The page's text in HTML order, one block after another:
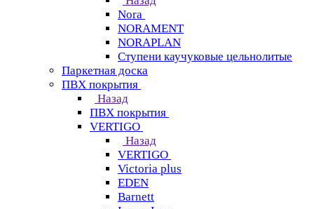
Nora
NORAMENT
NORAPLAN
Ступени каучуковые цельнолитые
Паркетная доска
ПВХ покрытия
Назад
ПВХ покрытия
VERTIGO
Назад
VERTIGO
Victoria plus
EDEN
Barnett